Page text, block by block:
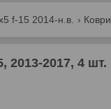
f-15 2014-н.в.
2013-2017, 4 шт.